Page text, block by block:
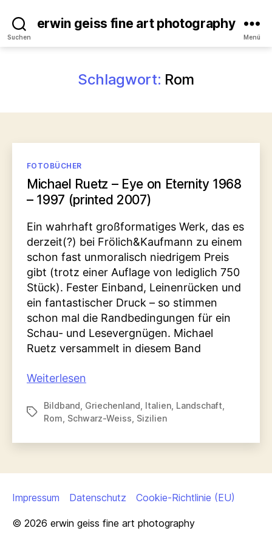
Suchen
erwin geiss fine art photography
Menü
Schlagwort: Rom
Kategorien
FOTOBÜCHER
Michael Ruetz – Eye on Eternity 1968
– 1997 (printed 2007)
Ein wahrhaft großformatiges Werk, das es
derzeit(?) bei Frölich&Kaufmann zu einem
schon fast unmoralisch niedrigem Preis
gibt (trotz einer Auflage von lediglich 750
Stück). Fester Einband, Leinenrücken und
ein fantastischer Druck – so stimmen
schon mal die Randbedingungen für ein
Schau- und Lesevergnügen. Michael
Ruetz versammelt in diesem Band
Weiterlesen
–
on
1968
(printed
Schlagwörter
Bildband Griechenland Italien Landschaft
Rom Schwarz-Weiss Sizilien
© 2026 erwin geiss fine art photography
Impressum Datenschutz Cookie-Richtlinie (EU)